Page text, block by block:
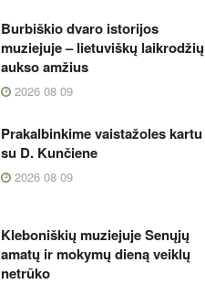
Burbiškio dvaro istorijos
muziejuje – lietuviškų laikrodžių
aukso amžius
2026 08 09
Prakalbinkime vaistažoles kartu
su D. Kunčiene
2026 08 09
Kleboniškių muziejuje Senųjų
amatų ir mokymų dieną veiklų
netrūko